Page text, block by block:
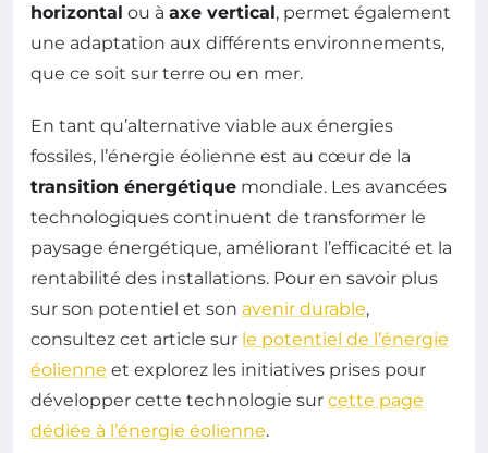
horizontal ou à axe vertical, permet également
une adaptation aux différents environnements,
que ce soit sur terre ou en mer.
En tant qu’alternative viable aux énergies
fossiles, l’énergie éolienne est au cœur de la
transition énergétique mondiale. Les avancées
technologiques continuent de transformer le
paysage énergétique, améliorant l’efficacité et la
rentabilité des installations. Pour en savoir plus
sur son potentiel et son avenir durable,
consultez cet article sur le potentiel de l’énergie
éolienne et explorez les initiatives prises pour
développer cette technologie sur cette page
dédiée à l’énergie éolienne.